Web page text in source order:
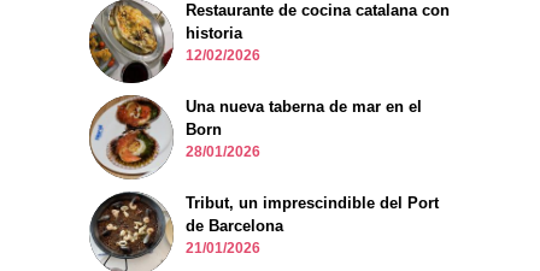
Restaurante de cocina catalana con
historia
12/02/2026
Una nueva taberna de mar en el
Born
28/01/2026
Tribut, un imprescindible del Port
de Barcelona
21/01/2026